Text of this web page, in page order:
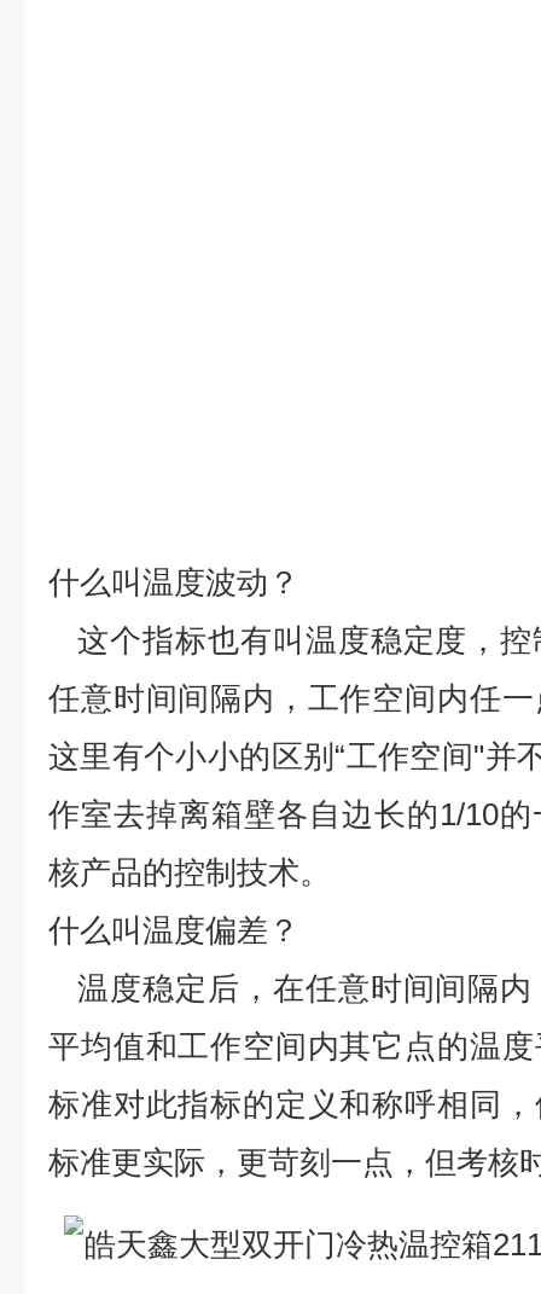
什么叫温度波动？
这个指标也有叫温度稳定度，
任意时间间隔内，工作空间内任
这里有个小小的区别“工作空间"并
作室去掉离箱壁各自边长的1/10
核产品的控制技术。
什么叫温度偏差？
温度稳定后，在任意时间间隔
平均值和工作空间内其它点的温
标准对此指标的定义和称呼相同
标准更实际，更苛刻一点，但考核